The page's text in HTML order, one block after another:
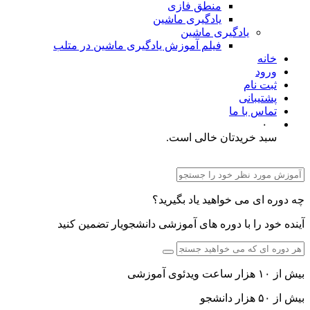
منطق فازی
یادگیری ماشین
یادگیری ماشین
فیلم آموزش یادگیری ماشین در متلب
خانه
ورود
ثبت نام
پشتیبانی
تماس با ما
۰
سبد خریدتان خالی است.
چه دوره ای می خواهید یاد بگیرید؟
آینده خود را با دوره های آموزشی دانشجویار تضمین کنید
بیش از ۱۰ هزار ساعت ویدئوی آموزشی
بیش از ۵۰ هزار دانشجو